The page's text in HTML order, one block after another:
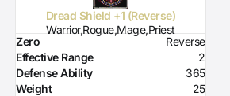
Dread Shield +1 (Reverse)
Warrior,Rogue,Mage,Priest
Zero
Reverse
Effective Range
2
Defense Ability
365
Weight
25